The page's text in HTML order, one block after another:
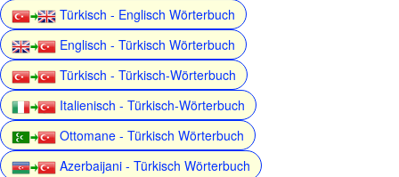
Türkisch - Englisch Wörterbuch
Englisch - Türkisch Wörterbuch
Türkisch - Türkisch-Wörterbuch
Italienisch - Türkisch-Wörterbuch
Ottomane - Türkisch Wörterbuch
Azerbaijani - Türkisch Wörterbuch